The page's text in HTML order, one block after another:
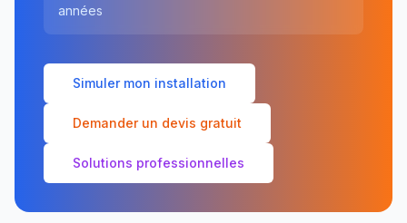
années
Simuler mon installation
Demander un devis gratuit
Solutions professionnelles